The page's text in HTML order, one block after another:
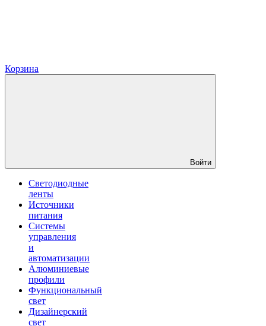
Корзина
Войти
Светодиодные
ленты
Источники
питания
Системы
управления
и
автоматизации
Алюминиевые
профили
Функциональный
свет
Дизайнерский
свет